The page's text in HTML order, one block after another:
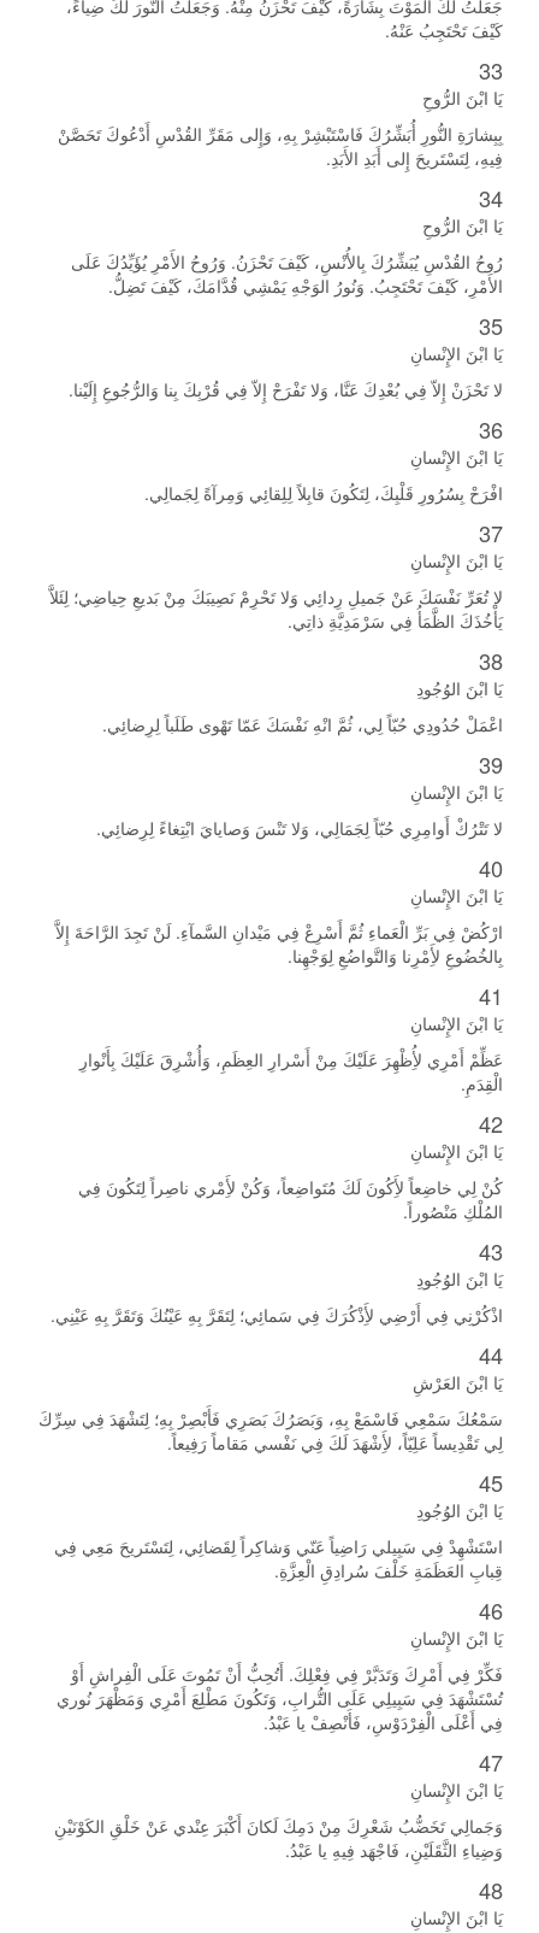
جَعَلْتُ لَكَ الْمَوْتَ بِشَارَةً، كَيْفَ تَحْزَنُ مِنْهُ. وَجَعَلْتُ النُّورَ لَكَ ضِياءً،
كَيْفَ تَحْتَجِبُ عَنْهُ.
33
يَا ابْنَ الرُّوحِ
بِبِشارَةِ النُّورِ أُبَشِّرُكَ فَاسْتَبْشِرْ بِهِ، وَإِلى مَقَرِّ القُدْسِ أَدْعُوكَ تَحَصَّنْ
فِيهِ، لِتَسْتَريحَ إِلى أَبَدِ الأَبَدِ.
34
يَا ابْنَ الرُّوحِ
رُوحُ القُدْسِ يُبَشِّرُكَ بِالأُنْسِ، كَيْفَ تَحْزَنُ. وَرُوحُ الأَمْرِ يُؤَيِّدُكَ عَلَى
الأَمْرِ، كَيْفَ تَحْتَجِبُ. وَنُورُ الوَجْهِ يَمْشِي قُدَّامَكَ، كَيْفَ تَضِلُّ.
35
يَا ابْنَ الإِنْسانِ
لا تَحْزَنْ إِلاّ فِي بُعْدِكَ عَنَّا، وَلا تَفْرَحْ إِلاّ فِي قُرْبِكَ بِنا وَالرُّجُوعِ إِلَيْنا.
36
يَا ابْنَ الإِنْسانِ
افْرَحْ بِسُرُورِ قَلْبِكَ، لِتَكُونَ قابِلاً لِلِقائِي وَمِرآةً لِجَمالِي.
37
يَا ابْنَ الإِنْسانِ
لا تُعَرِّ نَفْسَكَ عَنْ جَميلِ رِدائِي وَلا تَحْرِمْ نَصِيبَكَ مِنْ بَديعِ حِياضِي؛ لِئَلاَّ
يَأْخُذَكَ الظَّمَأُ فِي سَرْمَدِيَّةِ ذاتِي.
38
يَا ابْنَ الوُجُودِ
اعْمَلْ حُدُودِي حُبّاً لِي، ثُمَّ انْهِ نَفْسَكَ عَمّا تَهْوى طَلَباً لِرِضائِي.
39
يَا ابْنَ الإِنْسانِ
لا تَتْرُكْ أَوامِرِي حُبّاً لِجَمَالِي، وَلا تَنْسَ وَصايايَ ابْتِغاءً لِرِضائِي.
40
يَا ابْنَ الإِنْسانِ
ارْكُضْ فِي بَرِّ الْعَماءِ ثُمَّ أَسْرِعْ فِي مَيْدانِ السَّمآءِ. لَنْ تَجِدَ الرَّاحَةَ إِلاَّ
بِالخُضُوعِ لأَِمْرِنا وَالتَّواضُعِ لِوَجْهِنا.
41
يَا ابْنَ الإِنْسانِ
عَظِّمْ أَمْرِي لأُِظْهِرَ عَلَيْكَ مِنْ أَسْرارِ العِظَمِ، وَأُشْرِقَ عَلَيْكَ بِأَنْوارِ
الْقِدَمِ.
42
يَا ابْنَ الإِنْسانِ
كُنْ لِي خاضِعاً لأَِكُونَ لَكَ مُتَواضِعاً، وَكُنْ لأَِمْري ناصِراً لِتَكُونَ فِي
المُلْكِ مَنْصُوراً.
43
يَا ابْنَ الوُجُودِ
اذْكُرْنِي فِي أَرْضِي لأَِذْكُرَكَ فِي سَمائِي؛ لِتَقَرَّ بِهِ عَيْنُكَ وَتَقَرَّ بِهِ عَيْنِي.
44
يَا ابْنَ العَرْشِ
سَمْعُكَ سَمْعِي فَاسْمَعْ بِهِ، وَبَصَرُكَ بَصَرِي فَأَبْصِرْ بِهِ؛ لِتَشْهَدَ فِي سِرِّكَ
لِي تَقْدِيساً عَلِيّاً، لأَِشْهَدَ لَكَ فِي نَفْسي مَقاماً رَفِيعاً.
45
يَا ابْنَ الوُجُودِ
اسْتَشْهِدْ فِي سَبِيلي رَاضِياً عَنّي وَشاكِراً لِقَضائِي، لِتَسْتَريحَ مَعِي فِي
قِبابِ العَظَمَةِ خَلْفَ سُرادِقِ الْعِزَّةِ.
46
يَا ابْنَ الإِنْسانِ
فَكِّرْ فِي أَمْرِكَ وَتَدَبَّرْ فِي فِعْلِكَ. أَتُحِبُّ أَنْ تَمُوتَ عَلَى الْفِراشِ أَوْ
تُسْتَشْهَدَ فِي سَبِيلِي عَلَى التُّرابِ، وَتَكُونَ مَطْلِعَ أَمْرِي وَمَظْهَرَ نُوري
فِي أَعْلَى الْفِرْدَوْسِ، فَأَنْصِفْ يا عَبْدُ.
47
يَا ابْنَ الإِنْسانِ
وَجَمالِي تَخَضُّبُ شَعْرِكَ مِنْ دَمِكَ لَكانَ أَكْبَرَ عِنْدي عَنْ خَلْقِ الكَوْنَيْنِ
وَضِياءِ الثَّقَلَيْنِ، فَاجْهَد فِيهِ يا عَبْدُ.
48
يَا ابْنَ الإِنْسانِ